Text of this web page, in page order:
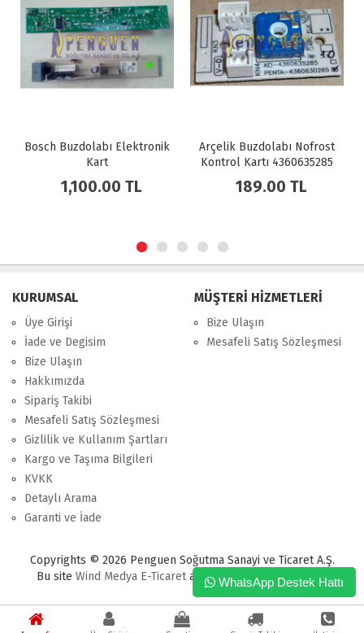
Bosch Buzdolabı Elektronik
Kart
1,100.00 TL
Arçelik Buzdolabı Nofrost
Kontrol Kartı 4360635285
189.00 TL
KURUMSAL
Üye Girişi
İade ve Degisim
Bize Ulaşın
Hakkımızda
Sipariş Takibi
Mesafeli Satış Sözleşmesi
Gizlilik ve Kullanım Şartları
Kargo ve Taşıma Bilgileri
KVKK
Detaylı Arama
Garanti ve İade
MÜŞTERİ HİZMETLERİ
Bize Ulaşın
Mesafeli Satış Sözleşmesi
Copyrights © 2026 Penguen Soğutma Sanayi ve Ticaret A.Ş.
Bu site Wind MedyaE-Ticaretaltyapısı ile hazırlanmıştır.
WhatsApp Destek Hattı